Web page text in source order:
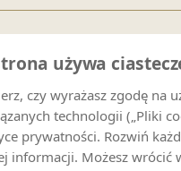
dla Apartament
używa
czy wyrażasz zgodę na
technologii („Pliki
prywatności. Rozwiń
informacji. Możesz wrócić